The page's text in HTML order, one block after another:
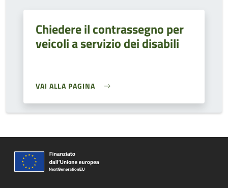
Chiedere il contrassegno per
veicoli a servizio dei disabili
VAI ALLA PAGINA